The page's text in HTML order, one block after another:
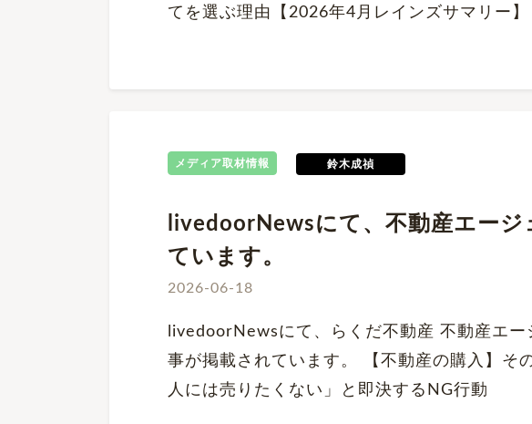
てを選ぶ理由【2026年4月レインズサマリー】
メディア取材情報 鈴木成禎
livedoorNewsにて、不動産エージ
ています。
2026-06-18
livedoorNewsにて、らくだ不動産 不動産エ
事が掲載されています。 【不動産の購入】そ
人には売りたくない」と即決するNG行動